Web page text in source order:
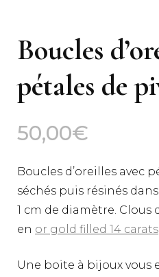
Boucles
pétales de
50,00€
Boucles d’oreilles avec
séchés puis résinés
1 cm de diamètre. Clous
en or gold filled 14 carats
Une boite à bijoux vous